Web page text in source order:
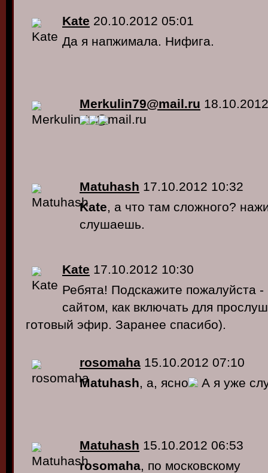
Kate 20.10.2012 05:01
Да я напжимала. Нифига.
Merkulin79@mail.ru
Matuhash 17.10.2012 10:32
Kate, а что там сложного?
слушаешь.
Kate 17.10.2012 10:30
Ребята! Подскажите пожалуйста -
сайтом, как включать для
готовый эфир. Заранее спасибо).
rosomaha 15.10.2012 07:10
Matuhash, а, ясно А я уже
Matuhash 15.10.2012 06:53
rosomaha, по московскому